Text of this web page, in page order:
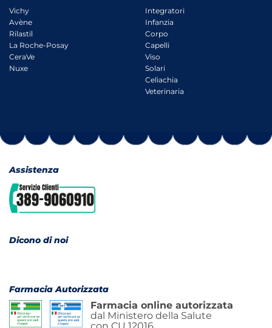
Vichy
Avène
Rilastil
La Roche-Posay
CeraVe
Nuxe
Integratori
Infanzia
Corpo
Capelli
Viso
Solari
Celiachia
Veterinaria
Assistenza
Dicono di noi
Farmacia Autorizzata
Farmacia online autorizzata
dal Ministero della Salute